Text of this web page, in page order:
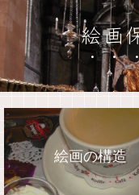
絵画
絵画の構造